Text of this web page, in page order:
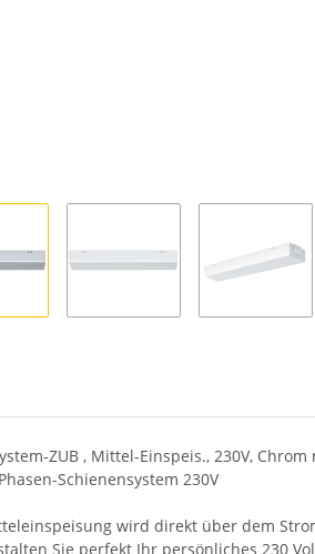
ZUB , Mittel-Einspeis., 230V, Chrom
Schienensystem 230V
wird direkt über dem
Sie perfekt Ihr persönliches 230